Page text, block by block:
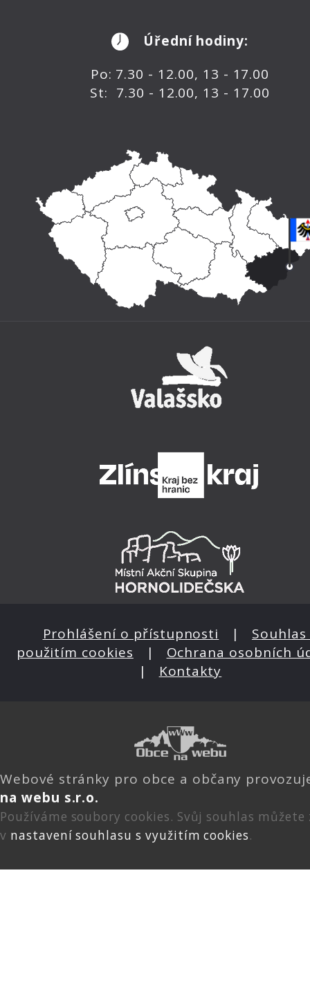
Úřední hodiny:
Po: 7.30 - 12.00, 13 - 17.00
St: 7.30 - 12.00, 13 - 17.00
Prohlášení o přístupnosti | Souhlas
použitím cookies | Ochrana osobních
| Kontakty
Webové stránky pro obce a občany
na webu s.r.o.
Používáme soubory cookies. Svůj souhlas
v nastavení souhlasu s využitím cookies.